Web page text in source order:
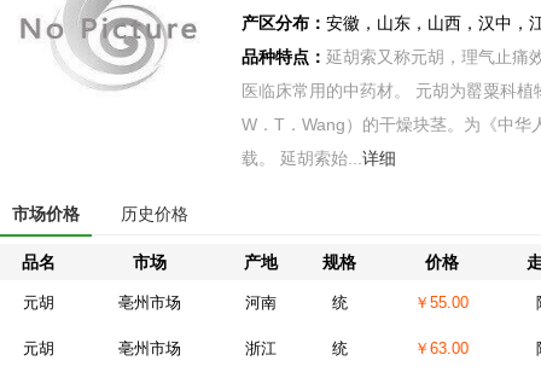
产区分布： 安徽，山东，山西，汉中，
品种特点： 延胡索又称元胡，理气止痛
医临床常用的中药材。 元胡为罂粟科
W．T．Wang）的干燥块茎。为《中华
载。 延胡索始... 详细
市场价格 历史价格
品名 市场 产地 规格 价格
元胡 亳州市场 河南 统 ￥55.00
元胡 亳州市场 浙江 统 ￥63.00